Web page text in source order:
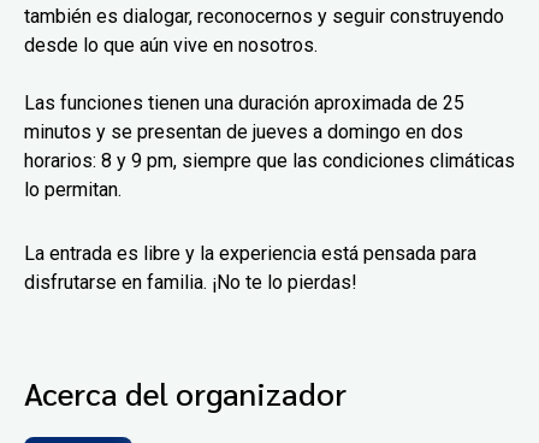
también es dialogar, reconocernos y seguir construyendo
desde lo que aún vive en nosotros.
Las funciones tienen una duración aproximada de 25
minutos y se presentan de jueves a domingo en dos
horarios: 8 y 9 pm, siempre que las condiciones climáticas
lo permitan.
La entrada es libre y la experiencia está pensada para
disfrutarse en familia. ¡No te lo pierdas!
Acerca del organizador